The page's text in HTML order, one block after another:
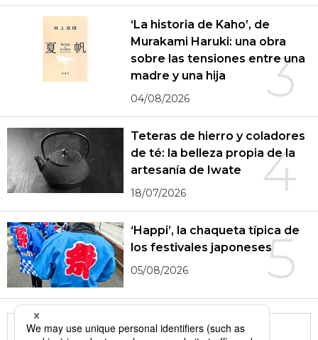
3
‘La historia de Kaho’, de
Murakami Haruki: una obra
sobre las tensiones entre una
madre y una hija
04/08/2026
4
Teteras de hierro y coladores
de té: la belleza propia de la
artesanía de Iwate
18/07/2026
5
‘Happi’, la chaqueta típica de
los festivales japoneses
05/08/2026
More in this series